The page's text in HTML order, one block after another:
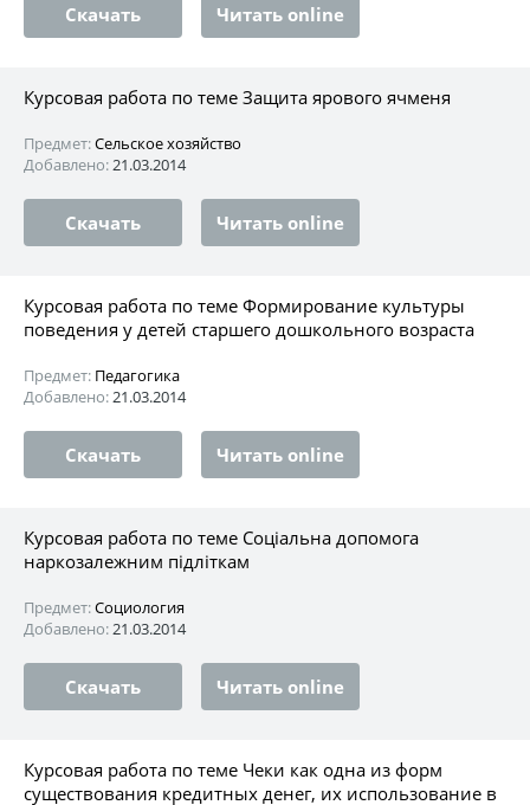
Скачать Читать online
Курсовая работа по теме Защита ярового ячменя
Предмет:Сельское хозяйство
Добавлено:21.03.2014
Скачать Читать online
Курсовая работа по теме Формирование культуры
поведения у детей старшего дошкольного возраста
Предмет: Педагогика
Добавлено:21.03.2014
Скачать Читать online
Курсовая работа по теме Соціальна допомога
наркозалежним підліткам
Предмет:Социология
Добавлено:21.03.2014
Скачать Читать online
Курсовая работа по теме Чеки как одна из форм
существования кредитных денег, их использование в